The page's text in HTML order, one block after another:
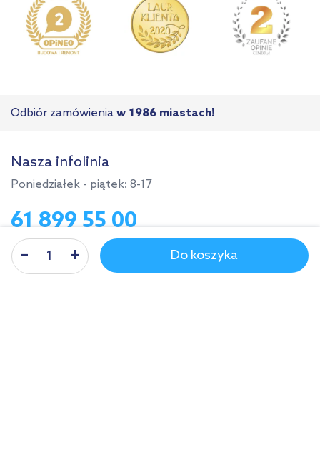
Do koszyka
Odbiór zamówienia w 1986 miastach!
Nasza infolinia
Poniedziałek - piątek: 8-17
61 899 55 00